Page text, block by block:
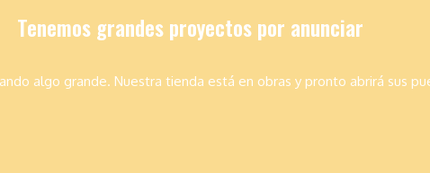
Tenemos grandes proyectos por anunciar
algo grande. Nuestra tienda está en obras y pronto abrirá sus